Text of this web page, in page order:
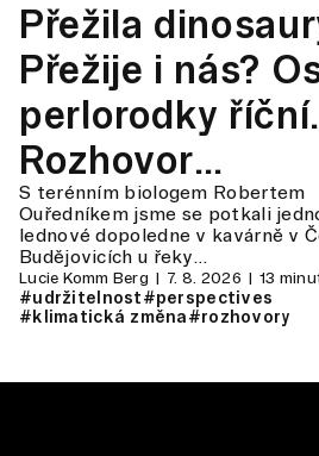
Přežila
Přežije i nás?
perlorodky říční.
Rozhovor
s Robertem
Ouředníkem
S terénním biologem Robertem
Ouředníkem jsme se potkali
lednové dopoledne v kavárně v
Budějovicích u řeky…
Lucie Komm Berg 7. 8. 2026 13
#udržitelnost#perspectives
#klimatická změna#rozhovory